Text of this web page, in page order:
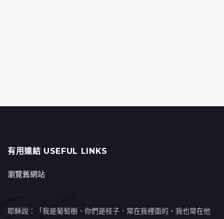
有用連結 USEFUL LINKS
瀏覽舊網站
耶穌說：「我是葡萄樹、你們是枝子．常在我裡面的、我也常在他